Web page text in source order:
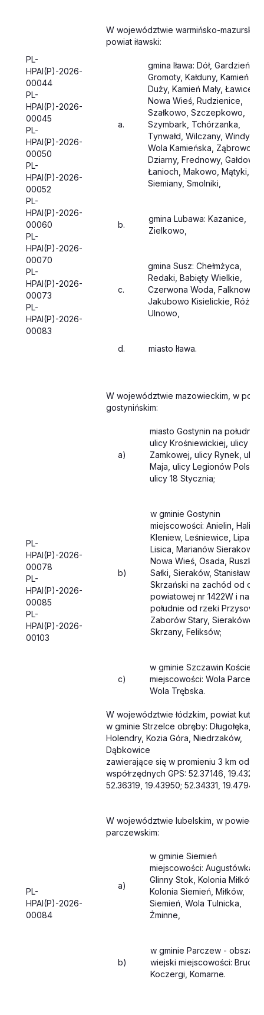
PL-
HPAI(P)-2026-
00044
PL-
HPAI(P)-2026-
00045
PL-
HPAI(P)-2026-
00050
PL-
HPAI(P)-2026-
00052
PL-
HPAI(P)-2026-
00060
PL-
HPAI(P)-2026-
00070
PL-
HPAI(P)-2026-
00073
PL-
HPAI(P)-2026-
00083
W województwie warmińsko-mazurskim:
powiat iławski:
a.
gmina Iława: Dół, Gardzień,
Gromoty, Kałduny, Kamień
Duży, Kamień Mały, Ławice,
Nowa Wieś, Rudzienice,
Szałkowo, Szczepkowo,
Szymbark, Tchórzanka,
Tynwałd, Wilczany, Windyki,
Wola Kamieńska, Ząbrowo,
Dziarny, Frednowy, Gałdowo,
Łanioch, Makowo, Mątyki,
Siemiany, Smolniki,
b.
gmina Lubawa: Kazanice,
Zielkowo,
c.
gmina Susz: Chełmżyca,
Redaki, Babięty Wielkie,
Czerwona Woda, Falknowo,
Jakubowo Kisielickie,
Ulnowo,
d. miasto Iława.
PL-
HPAI(P)-2026-
00078
PL-
HPAI(P)-2026-
00085
PL-
HPAI(P)-2026-
00103
W województwie mazowieckim, w
gostynińskim:
a)
miasto Gostynin na południe
ulicy Krośniewickiej, ulicy
Zamkowej, ulicy Rynek, ulicy
Maja, ulicy Legionów
ulicy 18 Stycznia;
b)
w gminie Gostynin
miejscowości: Anielin,
Kleniew, Leśniewice, Lipa,
Lisica, Marianów
Nowa Wieś, Osada,
Sałki, Sieraków, Stanisławów
Skrzański na zachód od
powiatowej nr 1422W i na
południe od rzeki Przysowa,
Zaborów Stary, Sierakówek,
Skrzany, Feliksów;
c)
w gminie Szczawin Kościelny
miejscowości: Wola Parcele,
Wola Trębska.
W województwie łódzkim, powiat
w gminie Strzelce obręby: Długołęka,
Holendry, Kozia Góra, Niedrzaków,
Dąbkowice
zawierające się w promieniu 3 km od
współrzędnych GPS: 52.37146, 19.43274;
52.36319, 19.43950; 52.34331, 19.47942
PL-
HPAI(P)-2026-
00084
W województwie lubelskim, w powiecie
parczewskim:
a)
w gminie Siemień
miejscowości: Augustówka,
Glinny Stok, Kolonia Miłków,
Kolonia Siemień, Miłków,
Siemień, Wola Tulnicka,
Żminne,
b)
w gminie Parczew - obszar
wiejski miejscowości:
Koczergi, Komarne.